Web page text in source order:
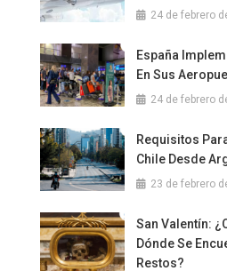
24 de febrero
España
En Sus
24 de febrero
Requisitos
Chile Desde
23 de febrero
San Valentín:
Dónde Se
Restos?